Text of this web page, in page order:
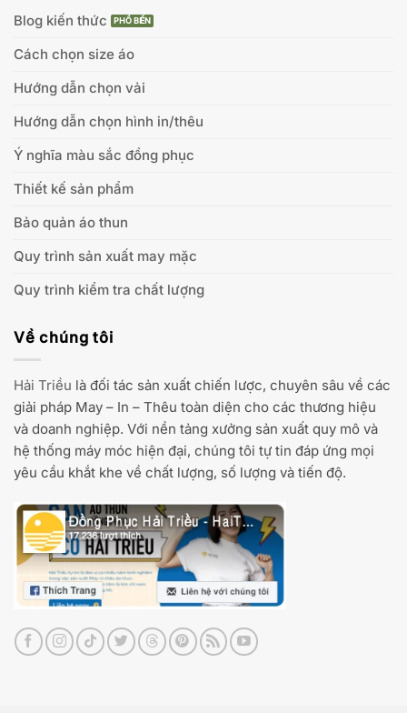
Blog kiến thức
Cách chọn size áo
Hướng dẫn chọn vải
Hướng dẫn chọn hình in/thêu
Ý nghĩa màu sắc đồng phục
Thiết kế sản phẩm
Bảo quản áo thun
Quy trình sản xuất may mặc
Quy trình kiểm tra chất lượng
Về chúng tôi
Hải Triều là đối tác sản xuất chiến lược, chuyên sâu về các
giải pháp May – In – Thêu toàn diện cho các thương hiệu
và doanh nghiệp. Với nền tảng xưởng sản xuất quy mô và
hệ thống máy móc hiện đại, chúng tôi tự tin đáp ứng mọi
yêu cầu khắt khe về chất lượng, số lượng và tiến độ.